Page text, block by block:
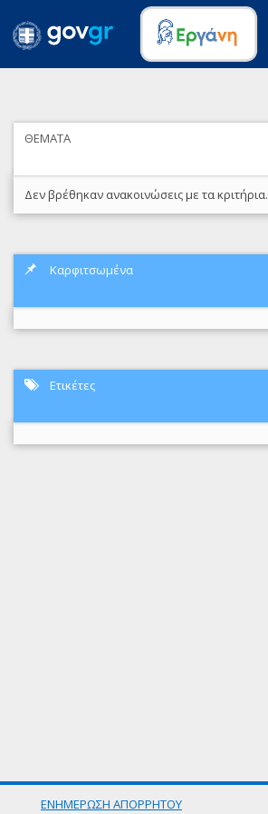
ΘΕΜΑΤΑ
Δεν βρέθηκαν ανακοινώσεις με τα κριτήρια.
Καρφιτσωμένα
Ετικέτες
ΕΝΗΜΕΡΩΣΗ ΑΠΟΡΡΗΤΟΥ